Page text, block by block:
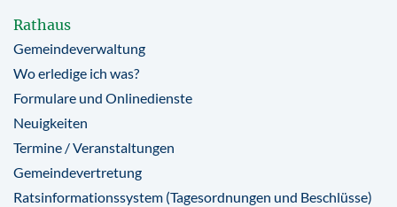
Rathaus
Gemeindeverwaltung
Wo erledige ich was?
Formulare und Onlinedienste
Neuigkeiten
Termine / Veranstaltungen
Gemeindevertretung
Ratsinformationssystem (Tagesordnungen und Beschlüsse)